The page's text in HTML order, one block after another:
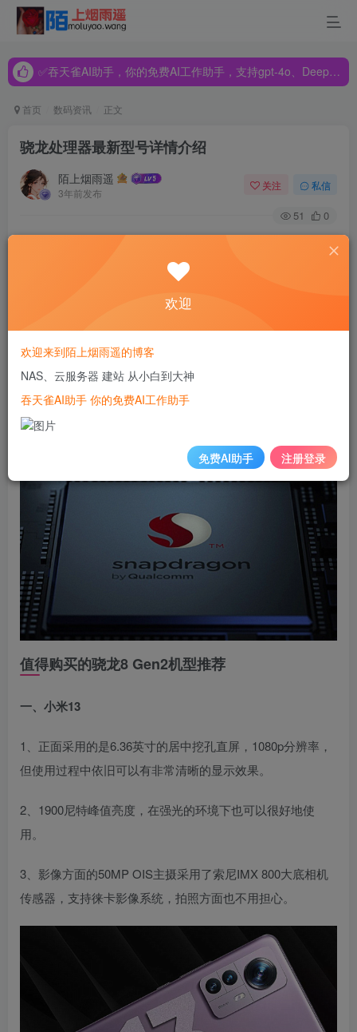
✅吞天雀AI助手，你的免费AI工作助手，支持gpt-4o、DeepSeek、Claude🔥🔥🔥🔥
✅吞天雀AI助手，你的免费AI工作助手，支持gpt-4o、DeepSeek、Claude🔥🔥🔥🔥
首页 数码资讯 正文
骁龙处理器最新型号详情介绍
陌上烟雨遥
3年前发布
关注 私信
51 0
底，骁龙处理器最新的一款型号也即将上市，那就是最新的
骁龙处理器最新型号
答： 最新型号是”高通骁龙8Gen 2“
这款处理器在 去年11月16日发布，采用的是台积电的
艺，
值得购买的骁龙8 Gen2机型推荐
一、小米13
1、正面采用的是6.36英寸的居中挖孔直屏，1080p分辨率，
但使用过程中依旧可以有非常清晰的显示效果。
2、1900尼特峰值亮度，在强光的环境下也可以很好地使
用。
3、影像方面的50MP OIS主摄采用了索尼IMX 800大底相机
传感器，支持徕卡影像系统，拍照方面也不用担心。
欢迎
欢迎来到陌上烟雨遥的博客
NAS、云服务器 建站 从小白到大神
吞天雀AI助手 你的免费AI工作助手
免费AI助手 注册登录